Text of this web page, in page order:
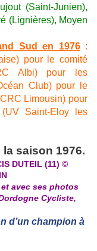
(Saint-Junien),
(Lignières), Moyen
Sud en 1976:
pour le comité
Albi) pour les
Club) pour le
Limousin) pour
Saint-Eloy les
la saison 1976.
DUTEIL (11) ©
avec ses photos
Cycliste,
d’un champion à